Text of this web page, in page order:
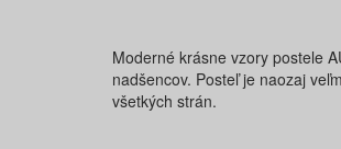
Moderné krásne vzory postele
nadšencov. Posteľ je naozaj
všetkých strán.